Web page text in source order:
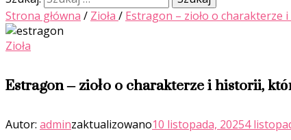
Strona główna / Zioła / Estragon – zioło o
Zioła
Estragon – zioło o charakterze i historii,
Autor: adminzaktualizowano10 listopada, 20254